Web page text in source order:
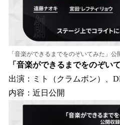
「音楽ができるまでをのぞいてみた」公
「音楽ができるまでをのぞい
出演：ミト（クラムボン）、
内容：近日公開